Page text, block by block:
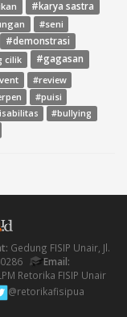
#karya sastra
#seni
#demonstrasi
cilik #gagasan
#review
#puisi
#bullying
Gedung FISIP Unair, Jl.
Email:
Retorika FISIP Unair
@retorikafisipua